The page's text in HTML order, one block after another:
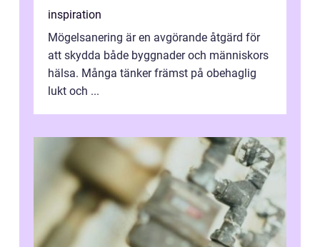
inspiration
Mögelsanering är en avgörande åtgärd för
att skydda både byggnader och människors
hälsa. Många tänker främst på obehaglig
lukt och ...